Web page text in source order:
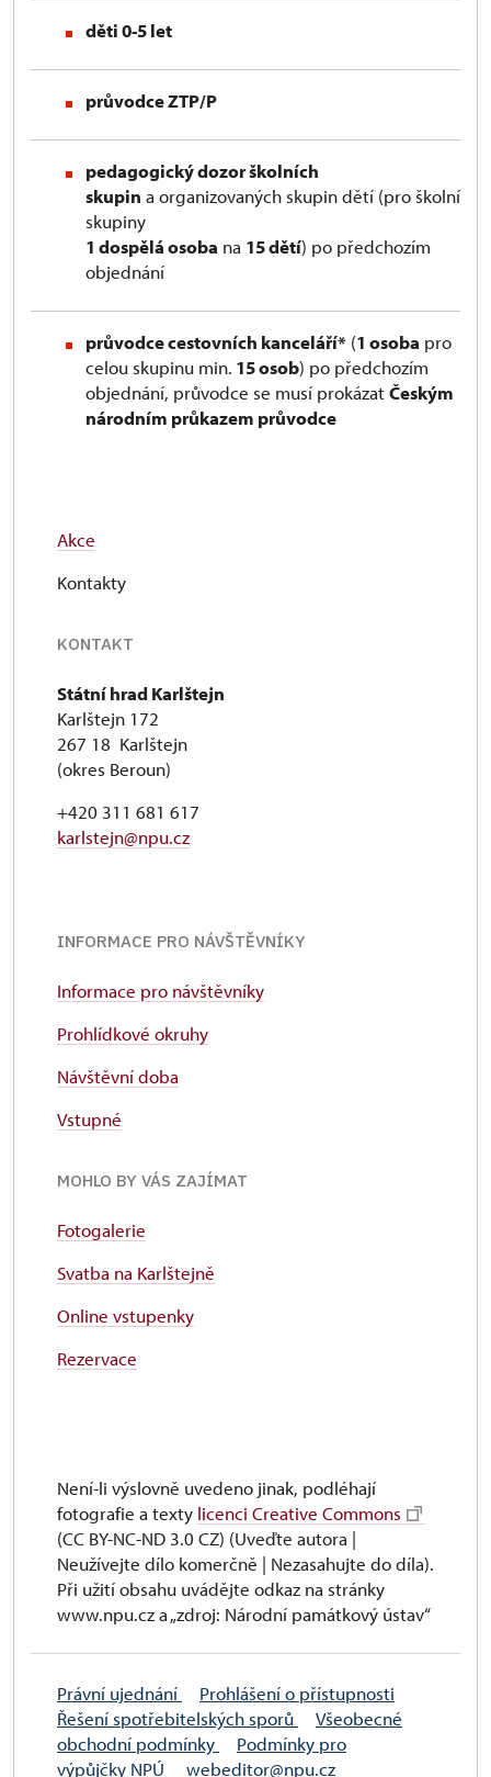
děti 0-5 let
průvodce ZTP/P
pedagogický dozor školních
skupin a organizovaných skupin dětí (pro školní
skupiny
1 dospělá osoba na 15 dětí) po předchozím
objednání
průvodce cestovních kanceláří* (1 osoba pro
celou skupinu min. 15 osob) po předchozím
objednání, průvodce se musí prokázatČeským
národním průkazem průvodce
Akce
Kontakty
KONTAKT
Státní hrad Karlštejn
Karlštejn 172
267 18 Karlštejn
(okres Beroun)
+420 311 681 617
karlstejn@npu.cz
INFORMACE PRO NÁVŠTĚVNÍKY
Informace pro návštěvníky
Prohlídkové okruhy
Návštěvní doba
Vstupné
MOHLO BY VÁS ZAJÍMAT
Fotogalerie
Svatba na Karlštejně
Online vstupenky
Rezervace
Není-li výslovně uvedeno jinak, podléhají
fotografie a texty licenci Creative Commons
(CC BY-NC-ND 3.0 CZ) (Uveďte autora |
Neužívejte dílo komerčně | Nezasahujte do díla).
Při užití obsahu uvádějte odkaz na stránky
www.npu.cz a „zdroj: Národní památkový ústav“
Právní ujednání
Prohlášení o přístupnosti
Řešení spotřebitelských sporů
Všeobecné
obchodní podmínky
Podmínky pro
výpůjčky NPÚ
webeditor@npu.cz